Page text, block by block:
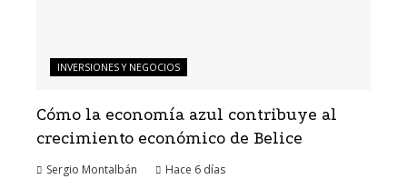
INVERSIONES Y NEGOCIOS
Cómo la economía azul contribuye al
crecimiento económico de Belice
Sergio Montalbán Hace 6 días